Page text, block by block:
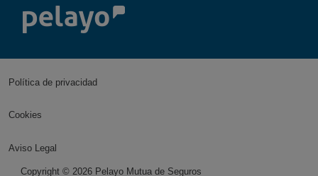
Política de privacidad
Cookies
Aviso Legal
Copyright © 2026Pelayo Mutua de Seguros